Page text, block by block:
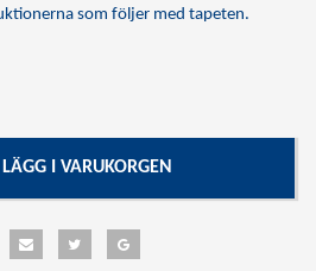
som följer med tapeten.
LÄGG I VARUKORGEN